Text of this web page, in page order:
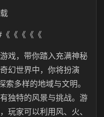
《《《《
戏，带你踏入充满神秘
幻世界中，你将扮演
索多样的地域与文明。
独特的风景与挑战。游
玩家可以利用风、火、